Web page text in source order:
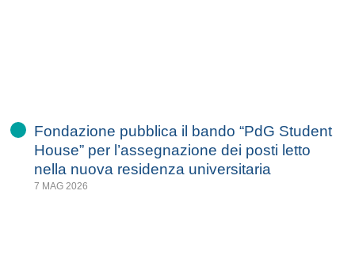
Fondazione pubblica il bando “PdG Student
House” per l’assegnazione dei posti letto
nella nuova residenza universitaria
7 MAG 2026